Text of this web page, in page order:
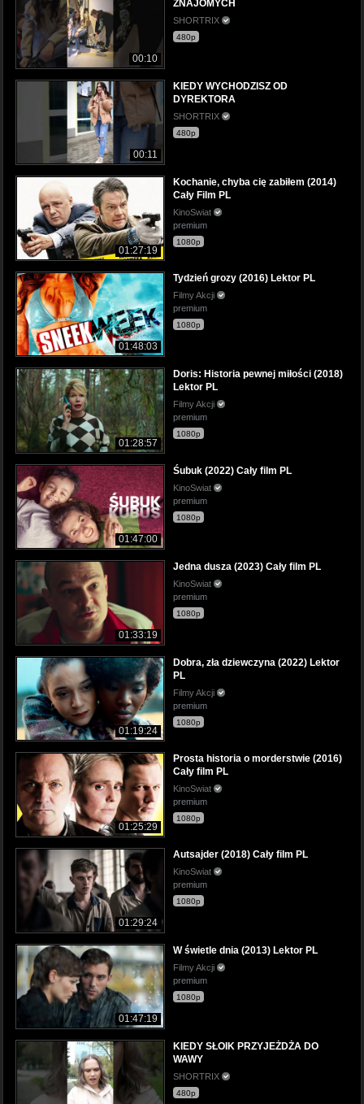
00:10
ZNAJOMYCH
SHORTRIX
480p
00:11
KIEDY WYCHODZISZ OD
DYREKTORA
SHORTRIX
480p
01:27:19
Kochanie, chyba cię zabiłem (2014)
Cały Film PL
KinoSwiat
premium
1080p
01:48:03
Tydzień grozy (2016) Lektor PL
Filmy Akcji
premium
1080p
01:28:57
Doris: Historia pewnej miłości (2018)
Lektor PL
Filmy Akcji
premium
1080p
01:47:00
Śubuk (2022) Cały film PL
KinoSwiat
premium
1080p
01:33:19
Jedna dusza (2023) Cały film PL
KinoSwiat
premium
1080p
01:19:24
Dobra, zła dziewczyna (2022) Lektor
PL
Filmy Akcji
premium
1080p
01:25:29
Prosta historia o morderstwie (2016)
Cały film PL
KinoSwiat
premium
1080p
01:29:24
Autsajder (2018) Cały film PL
KinoSwiat
premium
1080p
01:47:19
W świetle dnia (2013) Lektor PL
Filmy Akcji
premium
1080p
KIEDY SŁOIK PRZYJEŻDŻA DO
WAWY
SHORTRIX
480p